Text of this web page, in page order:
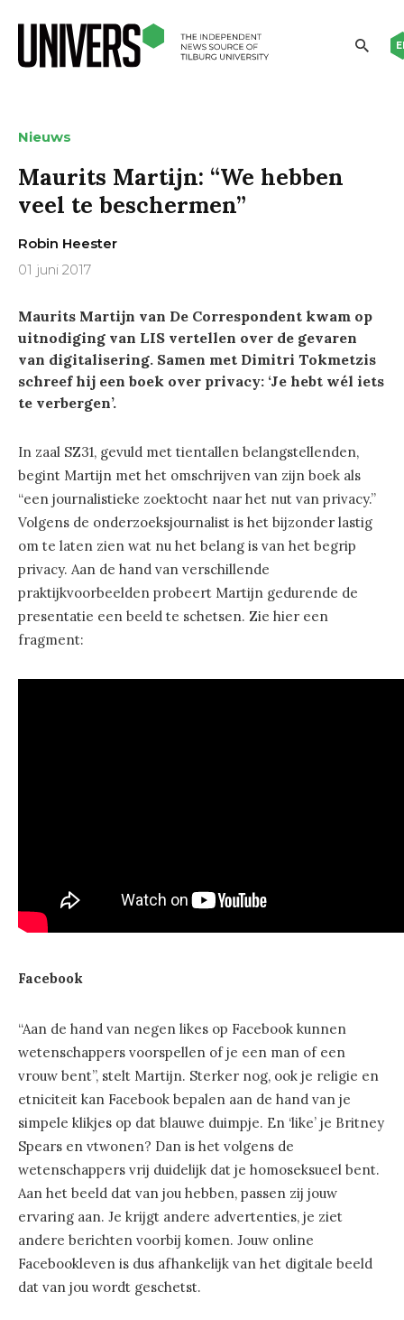
Nieuws
Maurits Martijn: “We hebben
veel te beschermen”
Robin Heester
01 juni 2017
Maurits Martijn van De Correspondent kwam op
uitnodiging van LIS vertellen over de gevaren
van digitalisering. Samen met Dimitri Tokmetzis
schreef hij een boek over privacy: ‘Je hebt wél iets
te verbergen’.
In zaal SZ31, gevuld met tientallen belangstellenden,
begint Martijn met het omschrijven van zijn boek als
“een journalistieke zoektocht naar het nut van privacy.”
Volgens de onderzoeksjournalist is het bijzonder lastig
om te laten zien wat nu het belang is van het begrip
privacy. Aan de hand van verschillende
praktijkvoorbeelden probeert Martijn gedurende de
presentatie een beeld te schetsen. Zie hier een
fragment:
Facebook
“Aan de hand van negen likes op Facebook kunnen
wetenschappers voorspellen of je een man of een
vrouw bent”, stelt Martijn. Sterker nog, ook je religie en
etniciteit kan Facebook bepalen aan de hand van je
simpele klikjes op dat blauwe duimpje. En ‘like’ je Britney
Spears en vtwonen? Dan is het volgens de
wetenschappers vrij duidelijk dat je homoseksueel bent.
Aan het beeld dat van jou hebben, passen zij jouw
ervaring aan. Je krijgt andere advertenties, je ziet
andere berichten voorbij komen. Jouw online
Facebookleven is dus afhankelijk van het digitale beeld
dat van jou wordt geschetst.